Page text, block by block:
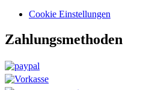
Cookie Einstellungen
Zahlungsmethoden